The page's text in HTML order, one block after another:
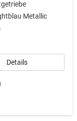
Metallic
Details